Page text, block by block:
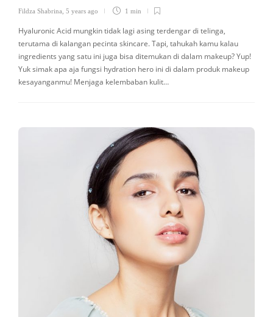
Fildza Shabrina 5 years ago 1 min
Hyaluronic Acid mungkin tidak lagi asing terdengar di telinga,
terutama di kalangan pecinta skincare. Tapi, tahukah kamu kalau
ingredients yang satu ini juga bisa ditemukan di dalam makeup? Yup!
Yuk simak apa aja fungsi hydration hero ini di dalam produk makeup
kesayanganmu! Menjaga kelembaban kulit…